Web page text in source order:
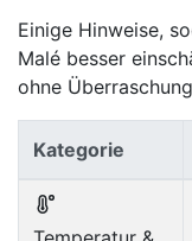
Einige Hinweise,
Malé besser
ohne
Kategorie